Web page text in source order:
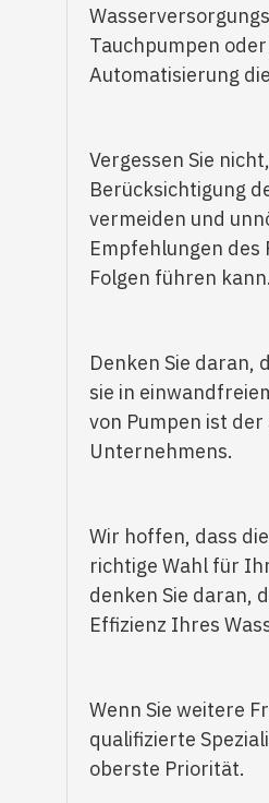
Tauchpumpen
Automatisierung
Vergessen Sie
Berücksichtigung
vermeiden und
Empfehlungen
Folgen führen kann.
Denken Sie daran,
sie in
von Pumpen ist
Unternehmens.
Wir hoffen, dass
richtige Wahl für
denken Sie daran,
Effizienz Ihres
Wenn Sie weitere
qualifizierte
oberste Priorität.